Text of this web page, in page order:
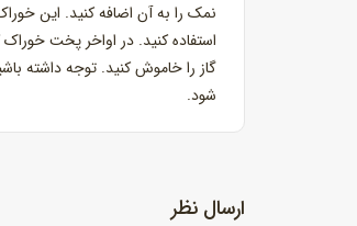
نمک را به آن اضافه کنید. این
استفاده کنید. در اواخر پخت
گاز را خاموش کنید. توجه داشته
شود.
ارسال نظر